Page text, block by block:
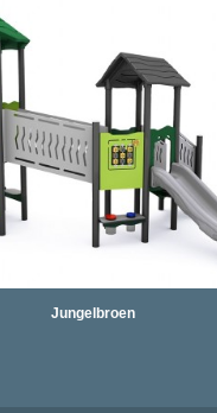
Jungelbroen